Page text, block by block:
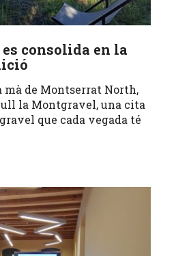
consolida en la
mà de Montserrat North,
la Montgravel, una cita
que cada vegada té